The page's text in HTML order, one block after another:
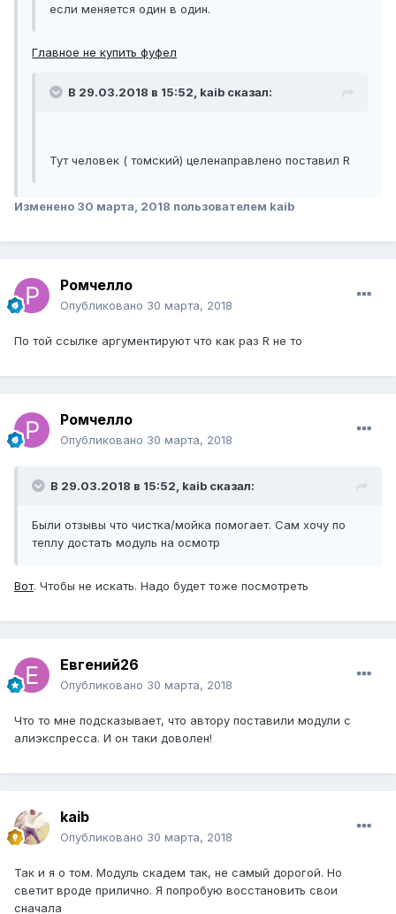
если меняется один в один.
Главное не купить фуфел
В 29.03.2018 в 15:52, kaib сказал:
Тут человек ( томский) целенаправлено поставил R
Изменено 30 марта, 2018 пользователем kaib
Ромчелло
Опубликовано 30 марта, 2018
По той ссылке аргументируют что как раз R не то
Ромчелло
Опубликовано 30 марта, 2018
В 29.03.2018 в 15:52, kaib сказал:
Были отзывы что чистка/мойка помогает. Сам хочу по
теплу достать модуль на осмотр
Вот. Чтобы не искать. Надо будет тоже посмотреть
Евгений26
Опубликовано 30 марта, 2018
Что то мне подсказывает, что автору поставили модули с
алиэкспресса. И он таки доволен!
kaib
Опубликовано 30 марта, 2018
Так и я о том. Модуль скадем так, не самый дорогой. Но
светит вроде прилично. Я попробую восстановить свои
сначала